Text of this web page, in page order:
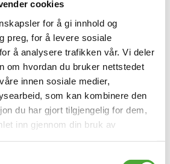
cookies
for å gi innhold og
preg, for å levere sosiale
å analysere trafikken vår. Vi deler
om hvordan du bruker nettstedet
innen sosiale medier,
som kan kombinere den
du har gjort tilgjengelig for dem,
inn gjennom din bruk av